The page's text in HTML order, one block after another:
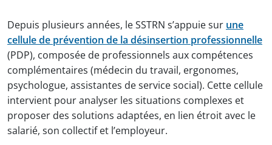
Depuis plusieurs années, le SSTRN s’appuie sur une
cellule de prévention de la désinsertion professionnelle
(PDP), composée de professionnels aux compétences
complémentaires (médecin du travail, ergonomes,
psychologue, assistantes de service social). Cette cellule
intervient pour analyser les situations complexes et
proposer des solutions adaptées, en lien étroit avec le
salarié, son collectif et l’employeur.